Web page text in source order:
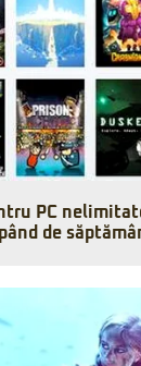
PC
de